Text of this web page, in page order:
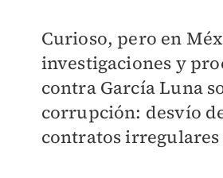
Curioso, pero en
investigaciones y
contra García Luna
corrupción: desvío
contratos